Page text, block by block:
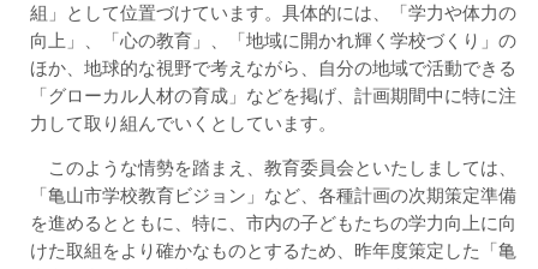
組」として位置づけています。具体的には、「学力や体力の
向上」、「心の教育」、「地域に開かれ輝く学校づくり」の
ほか、地球的な視野で考えながら、自分の地域で活動できる
「グローカル人材の育成」などを掲げ、計画期間中に特に注
力して取り組んでいくとしています。
このような情勢を踏まえ、教育委員会といたしましては、
「亀山市学校教育ビジョン」など、各種計画の次期策定準備
を進めるとともに、特に、市内の子どもたちの学力向上に向
けた取組をより確かなものとするため、昨年度策定した「亀